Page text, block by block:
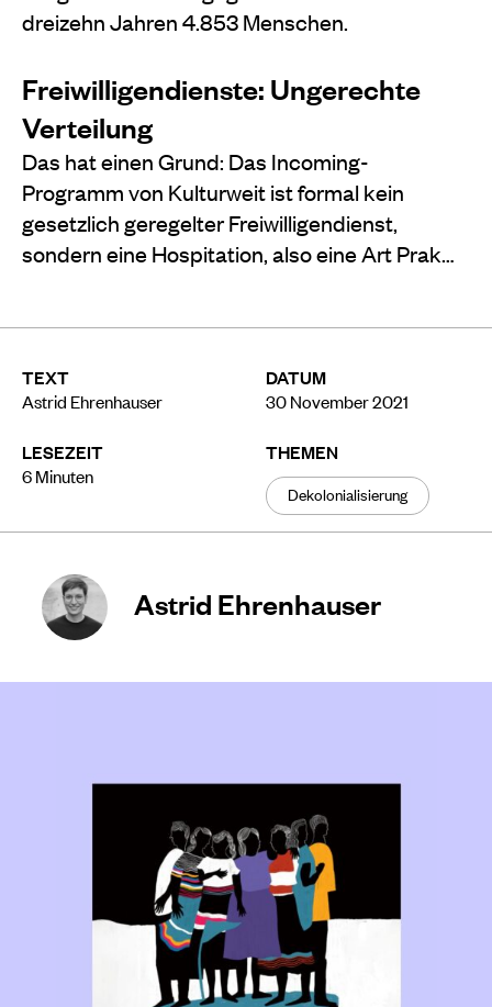
TEXT
Astrid Ehrenhauser
LESEZEIT
6Minuten
DATUM
30 November 2021
THEMEN
Dekolonialisierung
dreizehn Jahren 4.853 Menschen.
Freiwilligendienste: Ungerechte
Verteilung
Das hat einen Grund: Das Incoming-
Programm von Kulturweit ist formal kein
gesetzlich geregelter Freiwilligendienst,
sondern eine Hospitation, also eine Art Prak…
Astrid Ehrenhauser